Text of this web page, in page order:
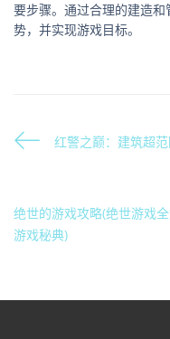
要步骤。通过合理的建造
势，并实现游戏目标。
红警之巅：建筑超
绝世的游戏攻略(绝世游戏
游戏秘典)